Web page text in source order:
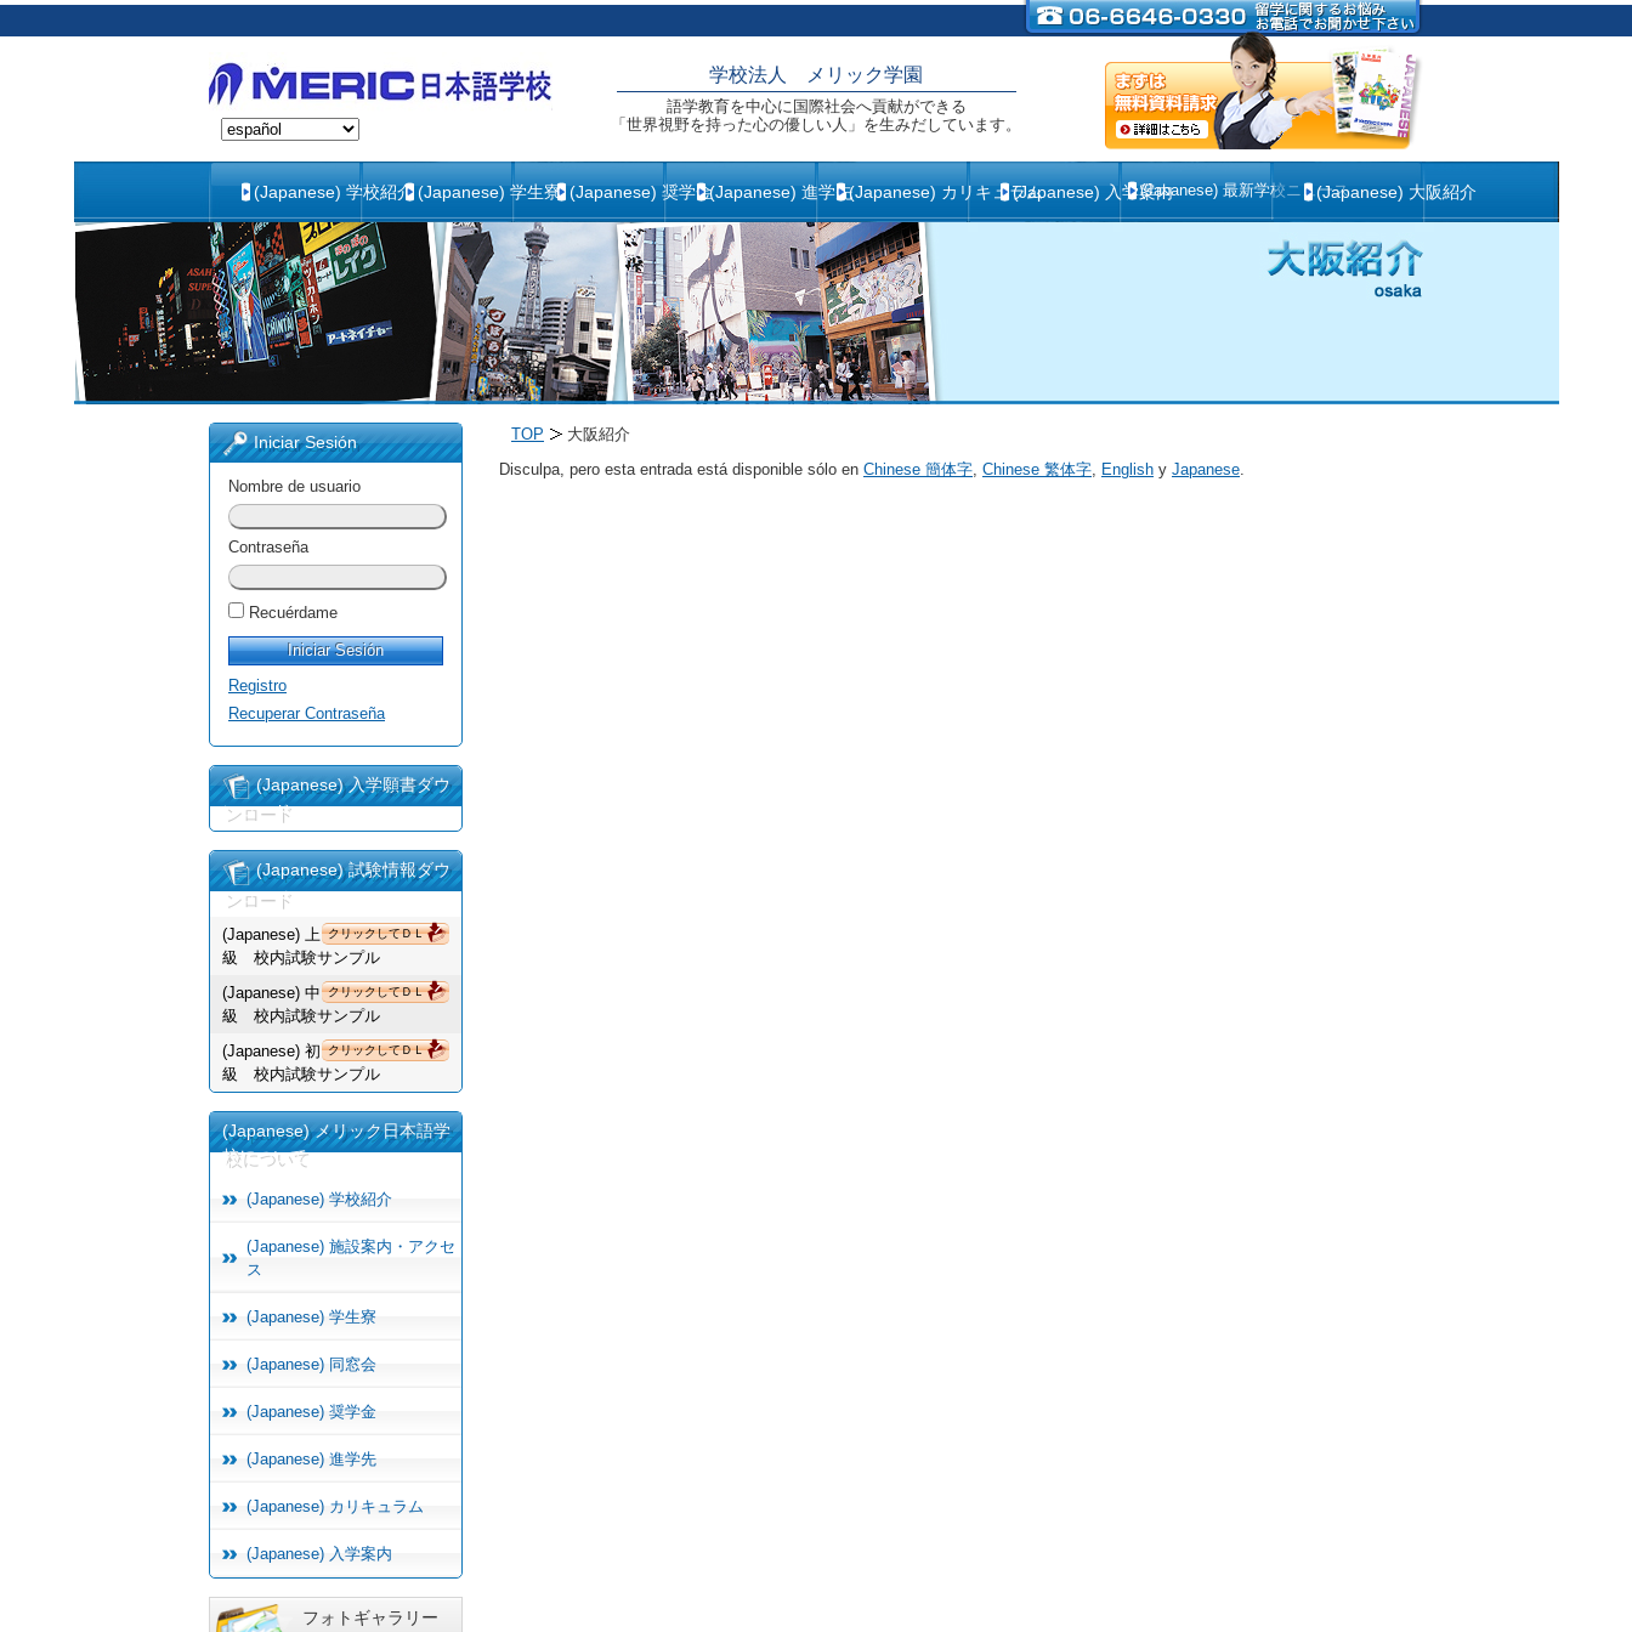
学校法人 メリック学園
語学教育を中心に国際社会へ貢献ができる
「世界視野を持った心の優しい人」を生みだしています。
(Japanese) 学校紹介 (Japanese) 学生寮 (Japanese) 奨学金(Japanese) 進学先(Japanese) カリキュラム(Japanese) 入学案内(Japanese) 最新学校ニュース(Japanese) 大阪紹介
Iniciar Sesión
Nombre de usuario
Contraseña
Recuérdame
Registro
Recuperar Contraseña
(Japanese) 入学願書ダウ
ンロード
(Japanese) 試験情報ダウ
ンロード
クリックしてＤＬ
(Japanese) 上
級 校内試験サンプル
クリックしてＤＬ
(Japanese) 中
級 校内試験サンプル
クリックしてＤＬ
(Japanese) 初
級 校内試験サンプル
(Japanese) メリック日本語学
校について
(Japanese) 学校紹介
(Japanese) 施設案内・アクセ
ス
(Japanese) 学生寮
(Japanese) 同窓会
(Japanese) 奨学金
(Japanese) 進学先
(Japanese) カリキュラム
(Japanese) 入学案内
フォトギャラリー
TOP
大阪紹介
Disculpa, pero esta entrada está disponible sólo en Chinese 簡体字, Chinese 繁体字, English y Japanese.